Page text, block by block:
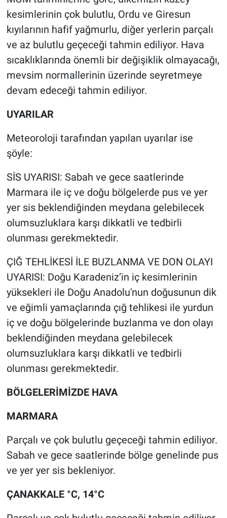
kesimlerinin çok bulutlu, Ordu ve Giresun
kıyılarının hafif yağmurlu, diğer yerlerin parçalı
ve az bulutlu geçeceği tahmin ediliyor. Hava
sıcaklıklarında önemli bir değişiklik olmayacağı,
mevsim normallerinin üzerinde seyretmeye
devam edeceği tahmin ediliyor.
UYARILAR
Meteoroloji tarafından yapılan uyarılar ise
şöyle:
SİS UYARISI: Sabah ve gece saatlerinde
Marmara ile iç ve doğu bölgelerde pus ve yer
yer sis beklendiğinden meydana gelebilecek
olumsuzluklara karşı dikkatli ve tedbirli
olunması gerekmektedir.
ÇIĞ TEHLİKESİ İLE BUZLANMA VE DON OLAYI
UYARISI: Doğu Karadeniz’in iç kesimlerinin
yüksekleri ile Doğu Anadolu'nun doğusunun dik
ve eğimli yamaçlarında çığ tehlikesi ile yurdun
iç ve doğu bölgelerinde buzlanma ve don olayı
beklendiğinden meydana gelebilecek
olumsuzluklara karşı dikkatli ve tedbirli
olunması gerekmektedir.
BÖLGELERİMİZDE HAVA
MARMARA
Parçalı ve çok bulutlu geçeceği tahmin ediliyor.
Sabah ve gece saatlerinde bölge genelinde pus
ve yer yer sis bekleniyor.
ÇANAKKALE °C, 14°C
Gündem Özel
Günün görüntüsü
Haber
Koronavirüs
Kültür Sanat
Ne demişti
Popüler
Programlar
Sağlık
Spor
Teknoloji
Türkiye'nin Geleceği
Türkiye'nin Gündemi
Yerel Gündem
Yerel Yaşam
Canlı Yayın